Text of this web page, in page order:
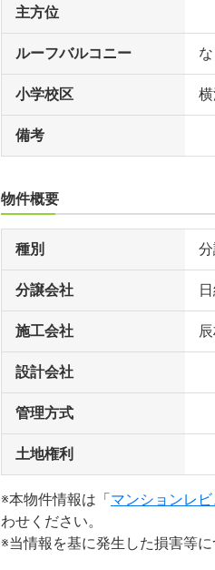
主方位
ルーフバルコニー
小学校区
備考
物件概要
種別
分譲会社
施工会社
設計会社
管理方式
土地権利
※本物件情報は「 マンションレビ
わせください。
※当情報を基に発生した損害等